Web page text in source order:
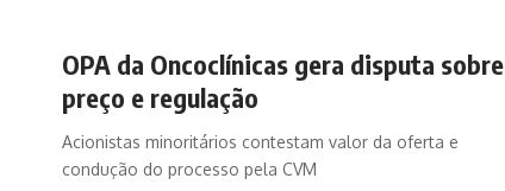
OPA da Oncoclínicas gera disputa sobre
preço e regulação
Acionistas minoritários contestam valor da oferta e
condução do processo pela CVM